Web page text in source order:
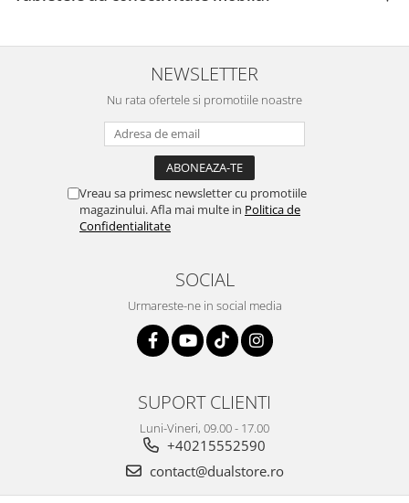
NEWSLETTER
Nu rata ofertele si promotiile noastre
Vreau sa primesc newsletter cu promotiile
magazinului. Afla mai multe in Politica de
Confidentialitate
SOCIAL
Urmareste-ne in social media
SUPORT CLIENTI
Luni-Vineri, 09.00 - 17.00
+40215552590
contact@dualstore.ro